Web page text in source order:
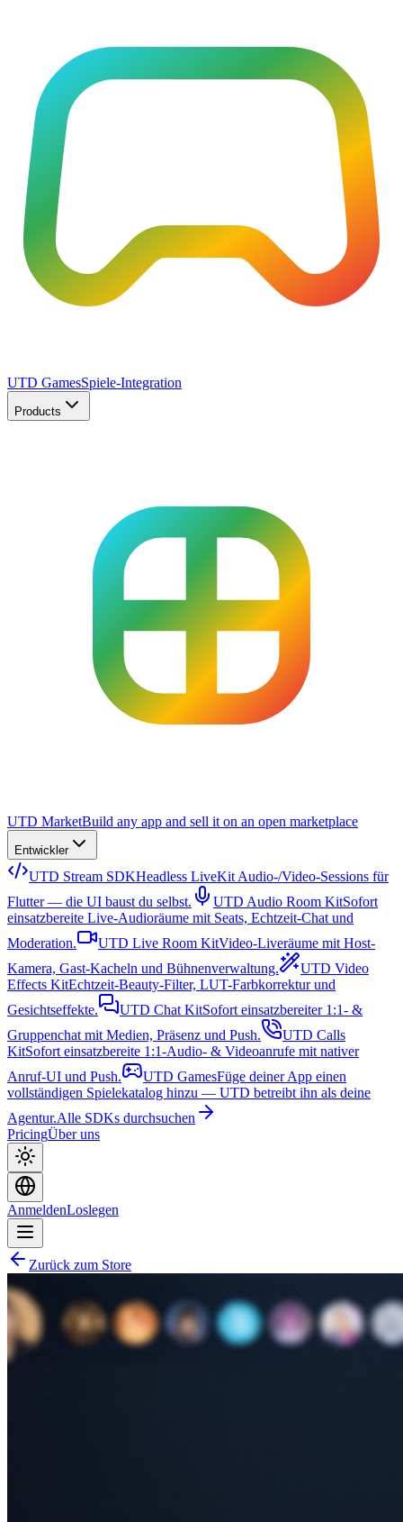
UTD GamesSpiele-Integration
Products
UTD MarketBuild any app and sell it on an open marketplace
Entwickler
UTD Stream SDKHeadless LiveKit Audio-/Video-Sessions für
Flutter — die UI baust du selbst.
UTD Audio Room KitSofort
einsatzbereite Live-Audioräume mit Seats, Echtzeit-Chat und
Moderation.
UTD Live Room KitVideo-Liveräume mit Host-
Kamera, Gast-Kacheln und Bühnenverwaltung.
UTD Video
Effects KitEchtzeit-Beauty-Filter, LUT-Farbkorrektur und
Gesichtseffekte.
UTD Chat KitSofort einsatzbereiter 1:1- &
Gruppenchat mit Medien, Präsenz und Push.
UTD Calls
KitSofort einsatzbereite 1:1-Audio- & Videoanrufe mit nativer
Anruf-UI und Push.
UTD GamesFüge deiner App einen
vollständigen Spielekatalog hinzu — UTD betreibt ihn als deine
Agentur.Alle SDKs durchsuchen
PricingÜber uns
AnmeldenLoslegen
Zurück zum Store